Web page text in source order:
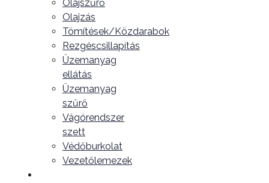
Olajszűrő
Olajzás
Tömítések/Közdarabok
Rezgéscsillapítás
Üzemanyag
ellátás
Üzemanyag
szűrő
Vágórendszer
szett
Védőburkolat
Vezetőlemezek